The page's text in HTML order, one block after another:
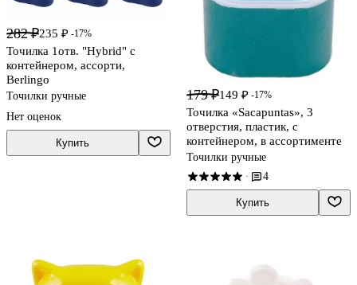
282 ₽235 ₽ -17%
Точилка 1отв. "Hybrid" с
контейнером, ассорти,
Berlingo
Точилки ручные
Нет оценок
Купить
179 ₽149 ₽ -17%
Точилка «Sacapuntas», 3
отверстия, пластик, с
контейнером, в ассортименте
Точилки ручные
· 4
Купить